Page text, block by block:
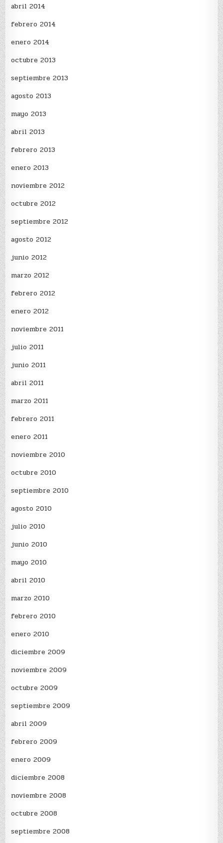
abril 2014
febrero 2014
enero 2014
octubre 2013
septiembre 2013
agosto 2013
mayo 2013
abril 2013
febrero 2013
enero 2013
noviembre 2012
octubre 2012
septiembre 2012
agosto 2012
junio 2012
marzo 2012
febrero 2012
enero 2012
noviembre 2011
julio 2011
junio 2011
abril 2011
marzo 2011
febrero 2011
enero 2011
noviembre 2010
octubre 2010
septiembre 2010
agosto 2010
julio 2010
junio 2010
mayo 2010
abril 2010
marzo 2010
febrero 2010
enero 2010
diciembre 2009
noviembre 2009
octubre 2009
septiembre 2009
abril 2009
febrero 2009
enero 2009
diciembre 2008
noviembre 2008
octubre 2008
septiembre 2008